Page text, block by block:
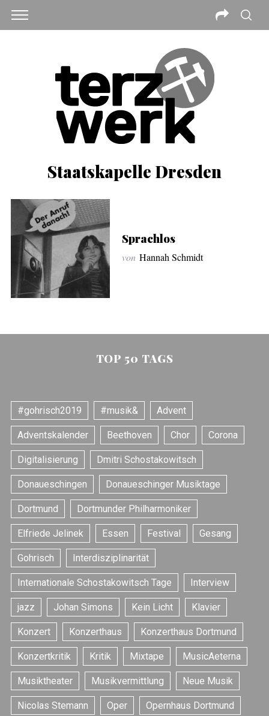
Staatskapelle Dresden
Sprachlos
von Hannah Schmidt
TOP 50 TAGS
#gohrisch2019 #musik& Advent
Adventskalender Beethoven Chor Corona
Digitalisierung Dmitri Schostakowitsch
Donaueschingen Donaueschinger Musiktage
Dortmund Dortmunder Philharmoniker
Elfriede Jelinek Essen Festival Gesang
Gohrisch Interdisziplinarität
Internationale Schostakowitsch Tage Interview
jazz Johan Simons Kein Licht Klavier
Konzert Konzerthaus Konzerthaus Dortmund
Konzertkritik Kritik Mixtape MusicAeterna
Musiktheater Musikvermittlung Neue Musik
Nicolas Stemann Oper Opernhaus Dortmund
S
e
a
r
c
h